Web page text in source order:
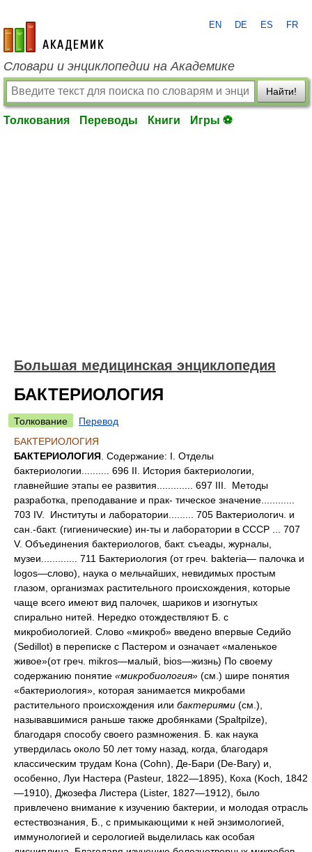
academic.ru
EN DE ES FR
Словари и энциклопедии на Академике
Найти!
Толкования Переводы Книги Игры ⚽
Большая медицинская энциклопедия
БАКТЕРИОЛОГИЯ
Толкование
Перевод
БАКТЕРИОЛОГИЯ
БАКТЕРИОЛОГИЯ . Содержание: I. Отделы
бактериологии.......... 696 II. История бактериологии,
главнейшие этапы ее развития............. 697 III. Методы
разработка, преподавание и прак- тическое значение............
703 IV. Институты и лаборатории......... 705 Вактериологич. и
сан.-бакт. (гигиенические) ин-ты и лаборатории в СССР ... 707
V. Объединения бактериологов, бакт. съеады, журналы,
музеи............. 711 Бактериология (от греч. bakteria— палочка и
logos—слово), наука о мельчайших, невидимых простым
глазом, организмах растительного происхождения, которые
чаще всего имеют вид палочек, шариков и изогнутых
спирально нитей. Нередко отождествляют Б. с
микробиологией. Слово «микроб» введено впервые Седийо
(Sedillot) в переписке с Пастером и означает «маленькое
живое»(от греч. mikros—малый, bios—жизнь) По своему
содержанию понятие «микробиология» (см.) шире понятия
«бактериология», которая занимается микробами
растительного происхождения или бактериями (см.),
называвшимися раньше также дробянками (Spaltpilze),
благодаря способу своего размножения. Б. как наука
утвердилась около 50 лет тому назад, когда, благодаря
классическим трудам Кона (Cohn), Де-Бари (De-Вагу) и,
особенно, Луи Настера (Pasteur, 1822—1895), Коха (Koch, 1842
—1910), Джозефа Листера (Lister, 1827—1912), было
привлечено внимание к изучению бактерии, и молодая отрасль
естествознания, Б., с примыкающими к ней энзимологией,
иммунологией и серологией выделилась как особая